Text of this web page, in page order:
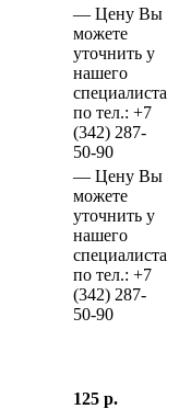
— Цену Вы
можете
уточнить у
нашего
специалиста
по тел.: +7
(342) 287-
50-90
— Цену Вы
можете
уточнить у
нашего
специалиста
по тел.: +7
(342) 287-
50-90
125 р.